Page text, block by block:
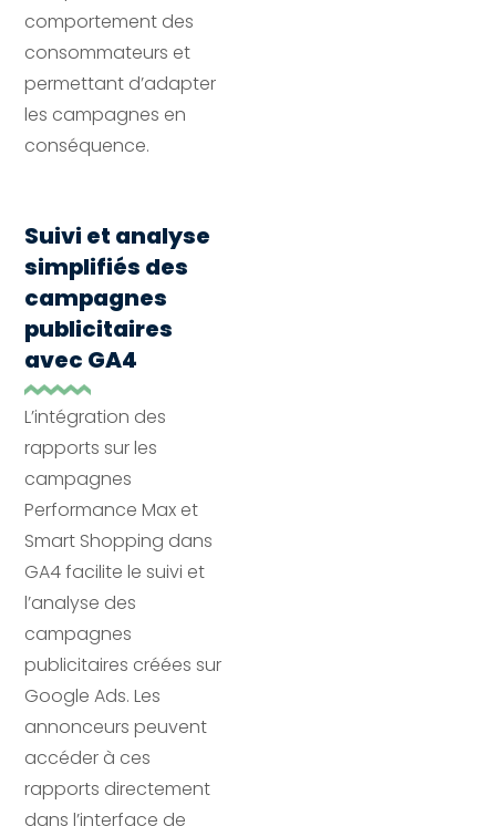
comportement des
consommateurs et
permettant d’adapter
les campagnes en
conséquence.
Suivi et analyse
simplifiés des
campagnes
publicitaires
avec GA4
L’intégration des
rapports sur les
campagnes
Performance Max et
Smart Shopping dans
GA4 facilite le suivi et
l’analyse des
campagnes
publicitaires créées sur
Google Ads. Les
annonceurs peuvent
accéder à ces
rapports directement
dans l’interface de